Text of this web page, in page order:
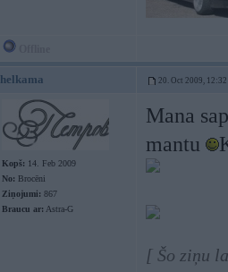
helkama 20. Oct 2009, 12:32
Kopš: 14. Feb 2009
No: Brocēni
Ziņojumi: 867
Braucu ar: Astra-G
Mana
mantu
[ Šo ziņu